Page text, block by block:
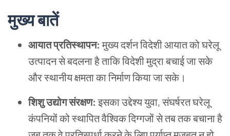
मुख्य बातें
आयात प्रतिस्थापन: मुख्य दर्शन विदेशी आयात को घरेलू
उत्पादन से बदलना है ताकि विदेशी मुद्रा बचाई जा सके
और स्थानीय क्षमता का निर्माण किया जा सके।
शिशु उद्योग संरक्षण:इसका उद्देश्य युवा, संघर्षरत घरेलू
कंपनियों को स्थापित वैश्विक दिग्गजों से तब तक बचाना है